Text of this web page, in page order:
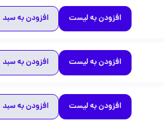
افزودن به لیست افزودن به سبد
افزودن به لیست افزودن به سبد
افزودن به لیست افزودن به سبد